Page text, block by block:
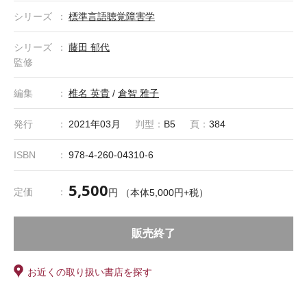
シリーズ 標準言語聴覚障害学
シリーズ
監修
藤田 郁代
編集 椎名 英貴 / 倉智 雅子
発行 2021年03月 判型： B5 頁： 384
ISBN 978-4-260-04310-6
定価 5,500円 （本体5,000円+税）
販売終了
お近くの取り扱い書店を探す